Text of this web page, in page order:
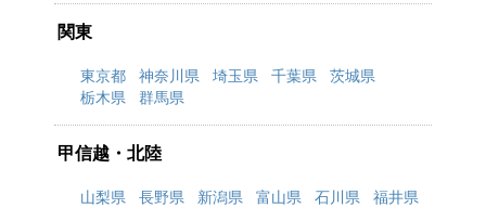
関東
東京都 神奈川県 埼玉県 千葉県
茨城県
栃木県
群馬県
甲信越・北陸
山梨県 長野県 新潟県 富山県 石川県 福井県